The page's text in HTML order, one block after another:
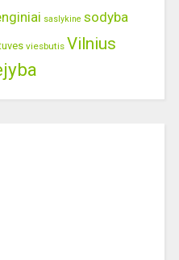
saslykine sodyba
viesbutis Vilnius